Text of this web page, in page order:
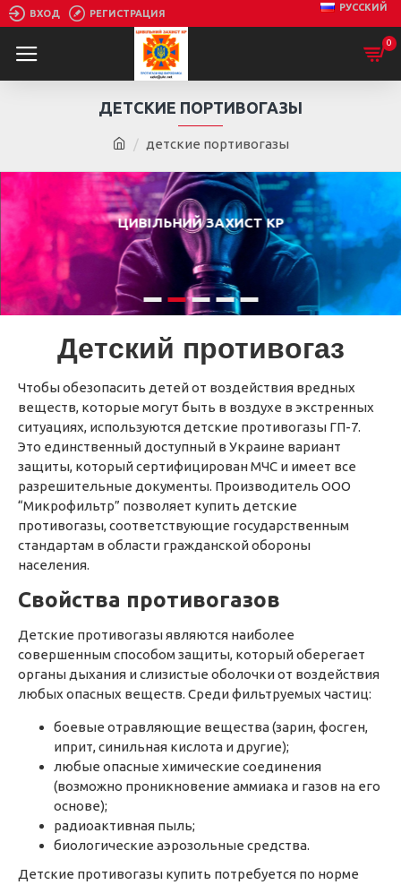
ВХОД РЕГИСТРАЦИЯ
РУССКИЙ
0
детские портивогазы
ДЕТСКИЕ ПОРТИВОГАЗЫ
ЦИВІЛЬНИЙ ЗАХИСТ КР
ПРОТИВОГАЗЫ ОТ ПРОИЗВОДИТЕЛЯ
Детский противогаз
Чтобы обезопасить детей от воздействия вредных
веществ, которые могут быть в воздухе в экстренных
ситуациях, используются детские противогазы ГП-7.
Это единственный доступный в Украине вариант
защиты, который сертифицирован МЧС и имеет все
разрешительные документы. Производитель ООО
“Микрофильтр” позволяет купить детские
противогазы, соответствующие государственным
стандартам в области гражданской обороны
населения.
Свойства противогазов
Детские противогазыявляются наиболее
совершенным способом защиты, который оберегает
органы дыхания и слизистые оболочки от воздействия
любых опасных веществ. Среди фильтруемых частиц:
боевые отравляющие вещества (зарин, фосген,
иприт, синильная кислота и другие);
любые опасные химические соединения
(возможно проникновение аммиака и газов на его
основе);
радиоактивная пыль;
биологические аэрозольные средства.
Детские противогазы купить потребуется по норме